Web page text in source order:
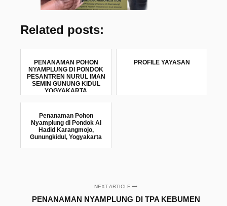
Related posts:
PENANAMAN POHON
NYAMPLUNG DI PONDOK
PESANTREN NURUL IMAN
SEMIN GUNUNG KIDUL
YOGYAKARTA
PROFILE YAYASAN
Penanaman Pohon
Nyamplung di Pondok Al
Hadid Karangmojo,
Gunungkidul, Yogyakarta
NEXT ARTICLE
PENANAMAN NYAMPLUNG DI TPA KEBUMEN